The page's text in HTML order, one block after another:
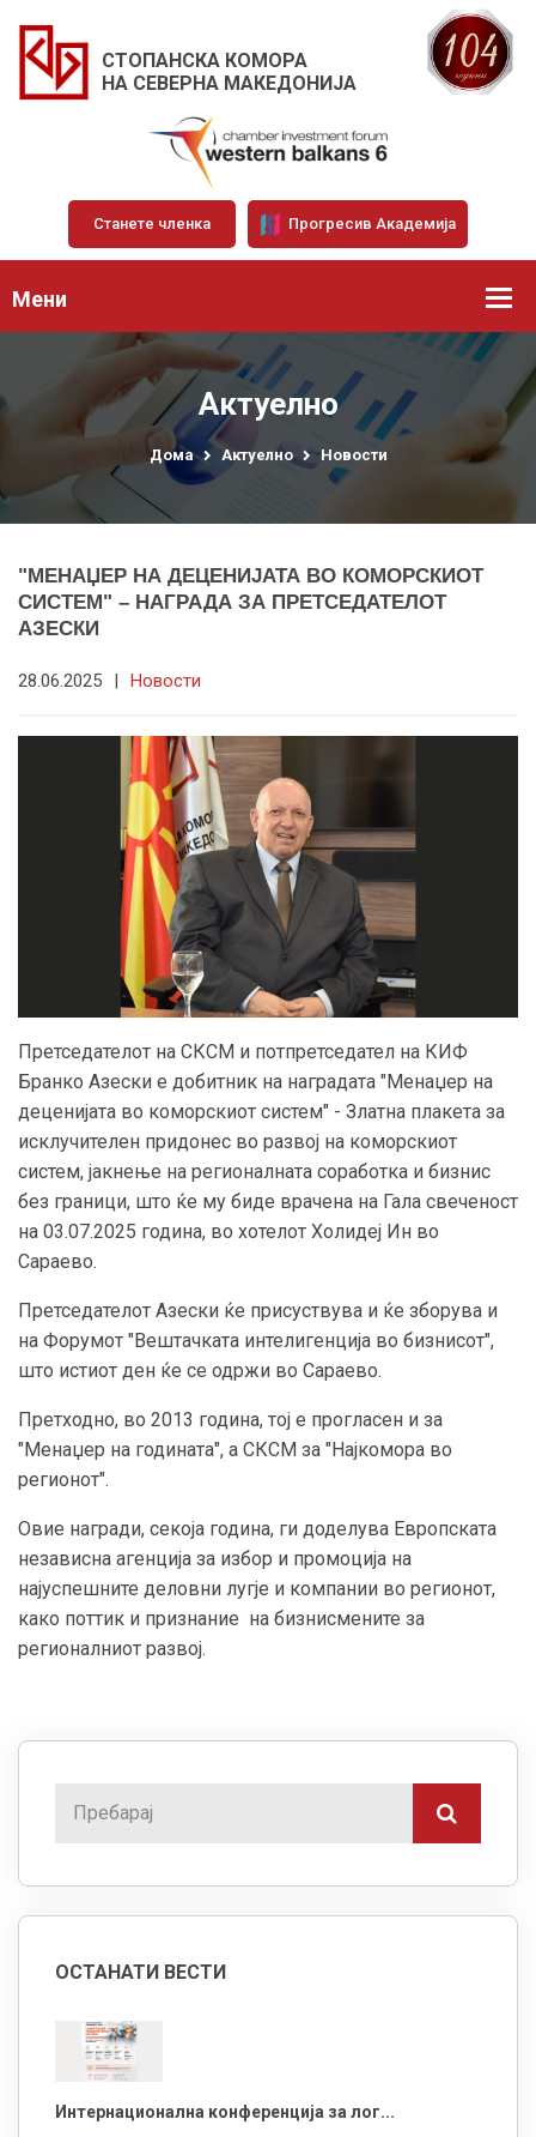
СТОПАНСКА КОМОРА
НА СЕВЕРНА МАКЕДОНИЈА
Станете членка Прогресив Академија
Мени
Актуелно
Дома Актуелно Новости
"МЕНАЏЕР НА ДЕЦЕНИЈАТА ВО КОМОРСКИОТ
СИСТЕМ" – НАГРАДА ЗА ПРЕТСЕДАТЕЛОТ
АЗЕСКИ
28.06.2025 | Новости
Претседателот на СКСМ и потпретседател на КИФ
Бранко Азески е добитник на наградата "Менаџер на
деценијата во коморскиот систем" - Златна плакета за
исклучителен придонес во развој на коморскиот
систем, јакнење на регионалната соработка и бизнис
без граници, што ќе му биде врачена на Гала свеченост
на 03.07.2025 година, во хотелот Холидеј Ин во
Сараево.
Претседателот Азески ќе присуствува и ќе зборува и
на Форумот "Вештачката интелигенција во бизнисот",
што истиот ден ќе се одржи во Сараево.
Претходно, во 2013 година, тој е прогласен и за
"Менаџер на годината", а СКСМ за "Најкомора во
регионот".
Овие награди, секоја година, ги доделува Европската
независна агенција за избор и промоција на
најуспешните деловни лугје и компании во регионот,
како поттик и признание на бизнисмените за
регионалниот развој.
ОСТАНАТИ ВЕСТИ
Интернационална конференција за лог...